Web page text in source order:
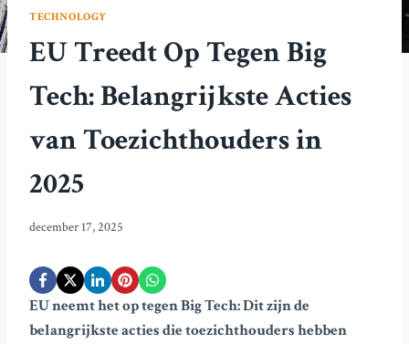
TECHNOLOGY
EU Treedt Op Tegen Big
Tech: Belangrijkste Acties
van Toezichthouders in
2025
december 17, 2025
EU neemt het op tegen Big Tech: Dit zijn de
belangrijkste acties die toezichthouders hebben